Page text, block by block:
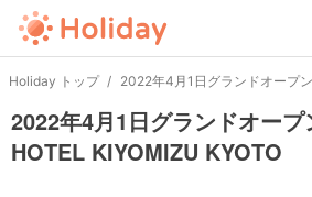
Holiday トップ 2022年4月1日グランドオープ
2022年4月1日グランドオー
HOTEL KIYOMIZU KYOTO